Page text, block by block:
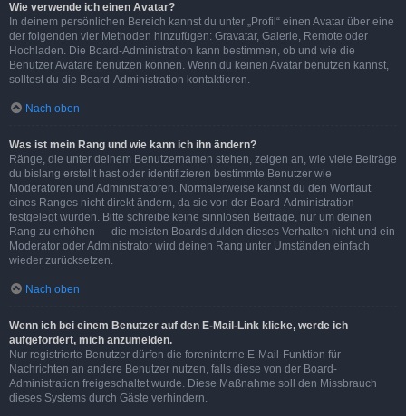
Wie verwende ich einen Avatar?
In deinem persönlichen Bereich kannst du unter „Profil“ einen Avatar über eine
der folgenden vier Methoden hinzufügen: Gravatar, Galerie, Remote oder
Hochladen. Die Board-Administration kann bestimmen, ob und wie die
Benutzer Avatare benutzen können. Wenn du keinen Avatar benutzen kannst,
solltest du die Board-Administration kontaktieren.
Nach oben
Was ist mein Rang und wie kann ich ihn ändern?
Ränge, die unter deinem Benutzernamen stehen, zeigen an, wie viele Beiträge
du bislang erstellt hast oder identifizieren bestimmte Benutzer wie
Moderatoren und Administratoren. Normalerweise kannst du den Wortlaut
eines Ranges nicht direkt ändern, da sie von der Board-Administration
festgelegt wurden. Bitte schreibe keine sinnlosen Beiträge, nur um deinen
Rang zu erhöhen — die meisten Boards dulden dieses Verhalten nicht und ein
Moderator oder Administrator wird deinen Rang unter Umständen einfach
wieder zurücksetzen.
Nach oben
Wenn ich bei einem Benutzer auf den E-Mail-Link klicke, werde ich
aufgefordert, mich anzumelden.
Nur registrierte Benutzer dürfen die foreninterne E-Mail-Funktion für
Nachrichten an andere Benutzer nutzen, falls diese von der Board-
Administration freigeschaltet wurde. Diese Maßnahme soll den Missbrauch
dieses Systems durch Gäste verhindern.